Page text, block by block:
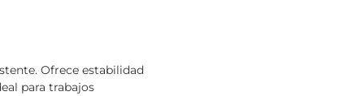
Ofrece estabilidad
para trabajos